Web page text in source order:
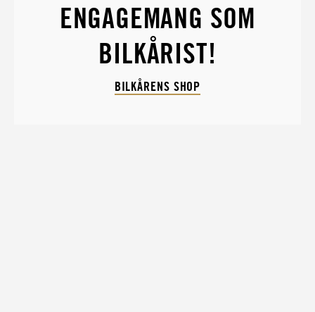
ENGAGEMANG SOM
BILKÅRIST!
BILKÅRENS SHOP